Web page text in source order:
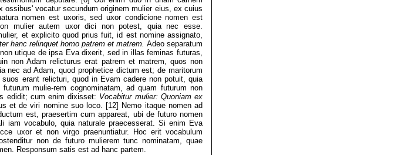
vocatur secundum originem mulier eius, ex cuius
nomen est uxoris, sed uxor condicione nomen est
mulier autem uxor dici non potest, quia nec esse.
et explicito quod prius fuit, id est nomine assignato,
hanc relinquet homo patrem et matrem. Adeo separatum
utique de ipsa Eva dixerit, sed in illas feminas futuras,
non Adam relicturus erat patrem et matrem, quos non
nec ad Adam, quod prophetice dictum est; de maritorum
erant relicturi, quod in Evam cadere non potuit, quia
mulie-rem cognominatam, ad quam futurum non
edidit; cum enim dixisset: Vocabitur mulier: Quoniam ex
et de viri nomine suo loco. [12] Nemo itaque nomen ad
est, praesertim cum appareat, ubi de futuro nomen
iam vocabulo, quia naturale praecesserat. Si enim Eva
uxor et non virgo praenuntiatur. Hoc erit vocabulum
non de futuro mulierem tunc nominatam, quae
Responsum satis est ad hanc partem.